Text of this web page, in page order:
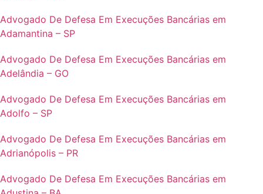
Advogado De Defesa Em Execuções Bancárias em
Adamantina – SP
Advogado De Defesa Em Execuções Bancárias em
Adelândia – GO
Advogado De Defesa Em Execuções Bancárias em
Adolfo – SP
Advogado De Defesa Em Execuções Bancárias em
Adrianópolis – PR
Advogado De Defesa Em Execuções Bancárias em